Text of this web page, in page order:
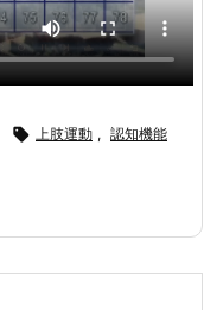
 上肢運動 , 認知機能